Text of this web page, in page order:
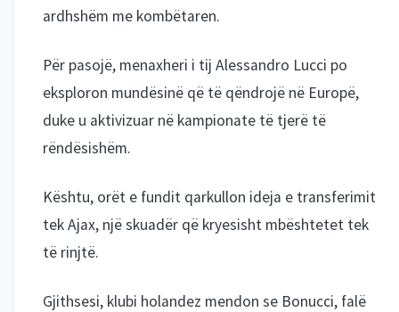
ardhshëm me kombëtaren.
Për pasojë, menaxheri i tij Alessandro Lucci po
eksploron mundësinë që të qëndrojë në Europë,
duke u aktivizuar në kampionate të tjerë të
rëndësishëm.
Kështu, orët e fundit qarkullon ideja e transferimit
tek Ajax, një skuadër që kryesisht mbështetet tek
të rinjtë.
Gjithsesi, klubi holandez mendon se Bonucci, falë